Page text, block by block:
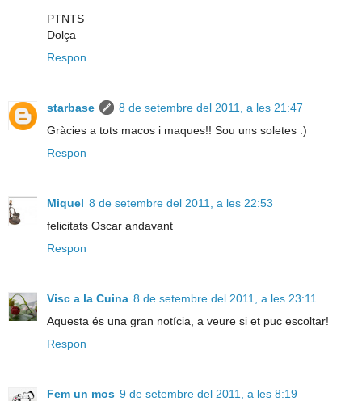
PTNTS
Dolça
Respon
starbase
8 de setembre del 2011, a les 21:47
Gràcies a tots macos i maques!! Sou uns soletes :)
Respon
Miquel 8 de setembre del 2011, a les 22:53
felicitats Oscar andavant
Respon
Visc a la Cuina 8 de setembre del 2011, a les 23:11
Aquesta és una gran notícia, a veure si et puc escoltar!
Respon
Fem un mos 9 de setembre del 2011, a les 8:19